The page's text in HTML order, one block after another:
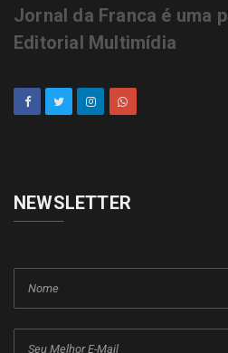
Jornal da Franca é uma
Editorial Multimídia
NEWSLETTER